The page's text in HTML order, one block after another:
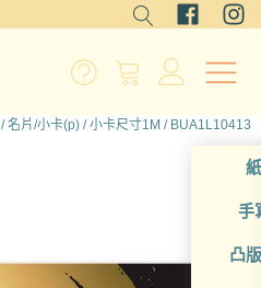
手
凸
/名片/小卡(p) /小卡尺寸1M / BUA1L10413